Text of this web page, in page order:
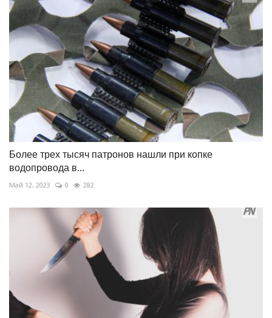
Более трех тысяч патронов нашли при копке
водопровода в...
Май 12, 2023 0 282